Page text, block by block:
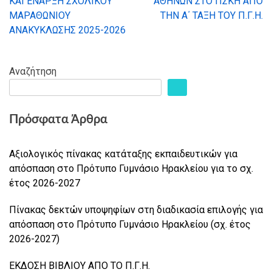
άρθρων
ΜΑΡΑΘΩΝΙΟΥ
ΑΝΑΚΥΚΛΩΣΗΣ 2025-2026
ΤΗΝ Α΄ ΤΑΞΗ ΤΟΥ Π.Γ.Η.
Αναζήτηση
Πρόσφατα Άρθρα
Αξιολογικός πίνακας κατάταξης εκπαιδευτικών για
απόσπαση στο Πρότυπο Γυμνάσιο Ηρακλείου για το σχ.
έτος 2026-2027
Πίνακας δεκτών υποψηφίων στη διαδικασία επιλογής για
απόσπαση στο Πρότυπο Γυμνάσιο Ηρακλείου (σχ. έτος
2026-2027)
ΕΚΔΟΣΗ ΒΙΒΛΙΟΥ ΑΠΟ ΤΟ Π.Γ.Η.